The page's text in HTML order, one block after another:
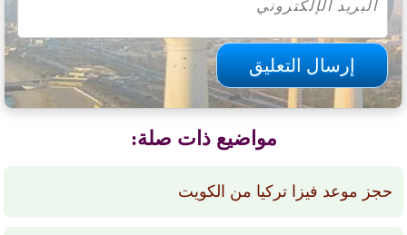
مواضيع ذات صلة:
حجز موعد فيزا تركيا من الكويت